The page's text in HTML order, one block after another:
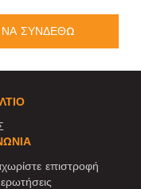
ΝΑ ΣΥΝΔΕΘΩ
επιστροφή